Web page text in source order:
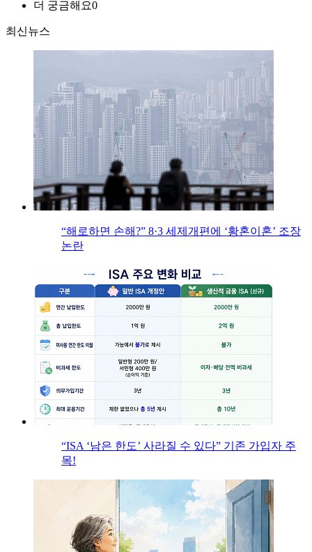
더 궁금해요0
최신뉴스
“해로하면 손해?” 8·3 세제개편에 ‘황혼이혼’ 조장
논란
“ISA ‘남은 한도’ 사라질 수 있다” 기존 가입자 주
목!